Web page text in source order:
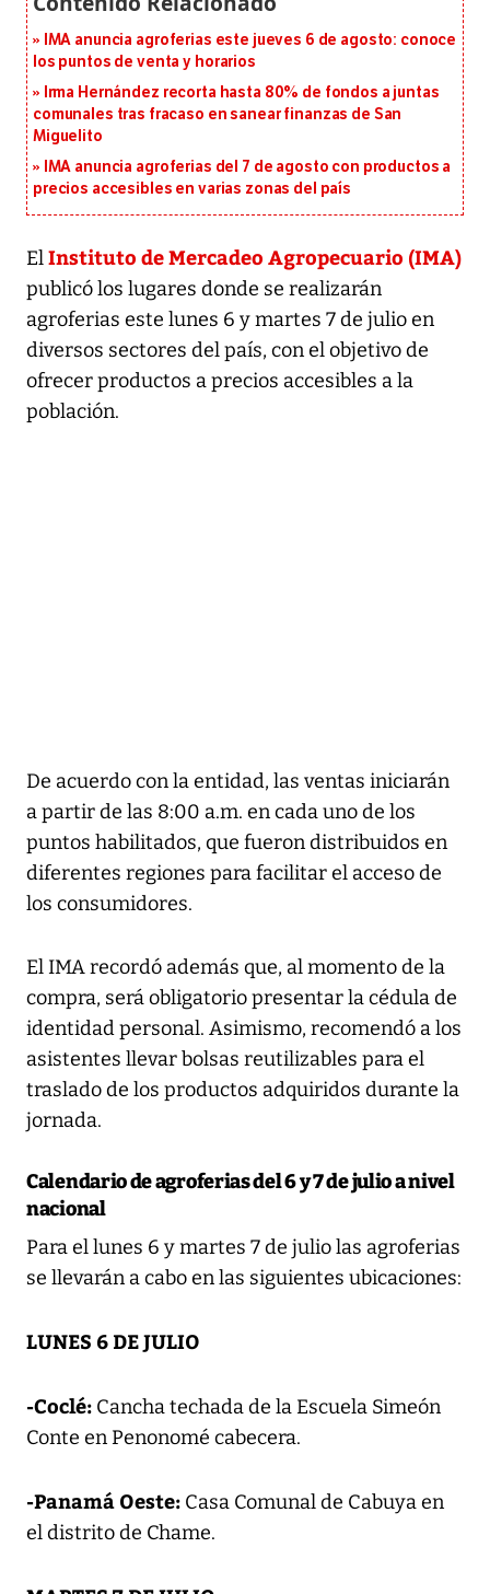
IMA anuncia agroferias este jueves 6 de agosto: conoce
los puntos de venta y horarios
Irma Hernández recorta hasta 80% de fondos a juntas
comunales tras fracaso en sanear finanzas de San
Miguelito
IMA anuncia agroferias del 7 de agosto con productos a
precios accesibles en varias zonas del país
ElInstituto de Mercadeo Agropecuario (IMA)
publicó los lugares donde se realizarán
agroferias este lunes 6 y martes 7 de julio en
diversos sectores del país, con el objetivo de
ofrecer productos a precios accesibles a la
población.
De acuerdo con la entidad, las ventas iniciarán
a partir de las 8:00 a.m. en cada uno de los
puntos habilitados, que fueron distribuidos en
diferentes regiones para facilitar el acceso de
los consumidores.
El IMA recordó además que, al momento de la
compra, será obligatorio presentar la cédula de
identidad personal. Asimismo, recomendó a los
asistentes llevar bolsas reutilizables para el
traslado de los productos adquiridos durante la
jornada.
Calendario de agroferias del 6 y 7 de julio a nivel
nacional
Para el lunes 6 y martes 7 de julio las agroferias
se llevarán a cabo en las siguientes ubicaciones:
LUNES 6 DE JULIO
-Coclé: Cancha techada de la Escuela Simeón
Conte en Penonomé cabecera.
-Panamá Oeste: Casa Comunal de Cabuya en
el distrito de Chame.